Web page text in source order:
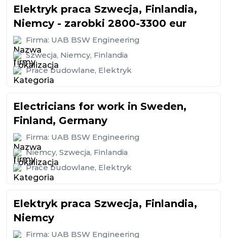
Elektryk praca Szwecja, Finlandia,
Niemcy - zarobki 2800-3300 eur
Firma: UAB BSW Engineering
Szwecja, Niemcy, Finlandia
Prace budowlane, Elektryk
Electricians for work in Sweden,
Finland, Germany
Firma: UAB BSW Engineering
Niemcy, Szwecja, Finlandia
Prace budowlane, Elektryk
Elektryk praca Szwecja, Finlandia,
Niemcy
Firma: UAB BSW Engineering